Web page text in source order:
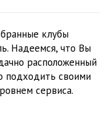
клубы
Надеемся, что Вы
расположенный
подходить своими
сервиса.